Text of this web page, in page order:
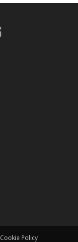
Cookie Policy